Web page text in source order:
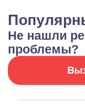
Не нашли
проблемы?